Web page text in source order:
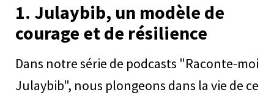
1. Julaybib, un modèle de
courage et de résilience
Dans notre série de podcasts "Raconte-moi
Julaybib", nous plongeons dans la vie de ce